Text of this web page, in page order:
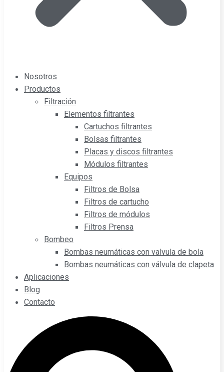
Nosotros
Productos
Filtración
Elementos filtrantes
Cartuchos filtrantes
Bolsas filtrantes
Placas y discos filtrantes
Módulos filtrantes
Equipos
Filtros de Bolsa
Filtros de cartucho
Filtros de módulos
Filtros Prensa
Bombeo
Bombas neumáticas con valvula de bola
Bombas neumáticas con válvula de clapeta
Aplicaciones
Blog
Contacto